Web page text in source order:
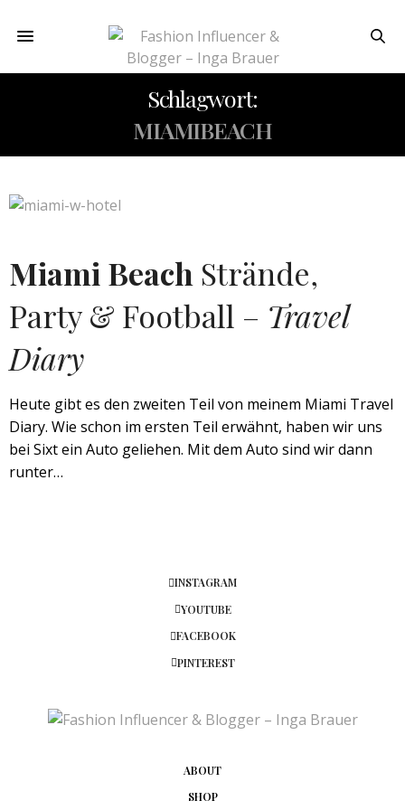
Schlagwort:
MIAMIBEACH
Miami Beach Strände,
Party & Football – Travel
Diary
Heute gibt es den zweiten Teil von meinem Miami Travel
Diary. Wie schon im ersten Teil erwähnt, haben wir uns
bei Sixt ein Auto geliehen. Mit dem Auto sind wir dann
runter…
INSTAGRAM
YOUTUBE
FACEBOOK
PINTEREST
ABOUT
SHOP